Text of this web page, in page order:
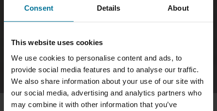
Consent Details About
This website uses cookies
We use cookies to personalise content and ads, to
provide social media features and to analyse our traffic.
We also share information about your use of our site with
our social media, advertising and analytics partners who
may combine it with other information that you’ve